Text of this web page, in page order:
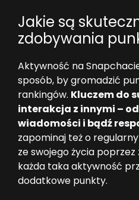
Jakie są
zdobywania
Aktywność na
sposób, by gromadzić
rankingów. Kluczem do
interakcja z innymi –
wiadomości i bądź
zapominaj też o
ze swojego życia
każda taka aktywność
dodatkowe punkty.